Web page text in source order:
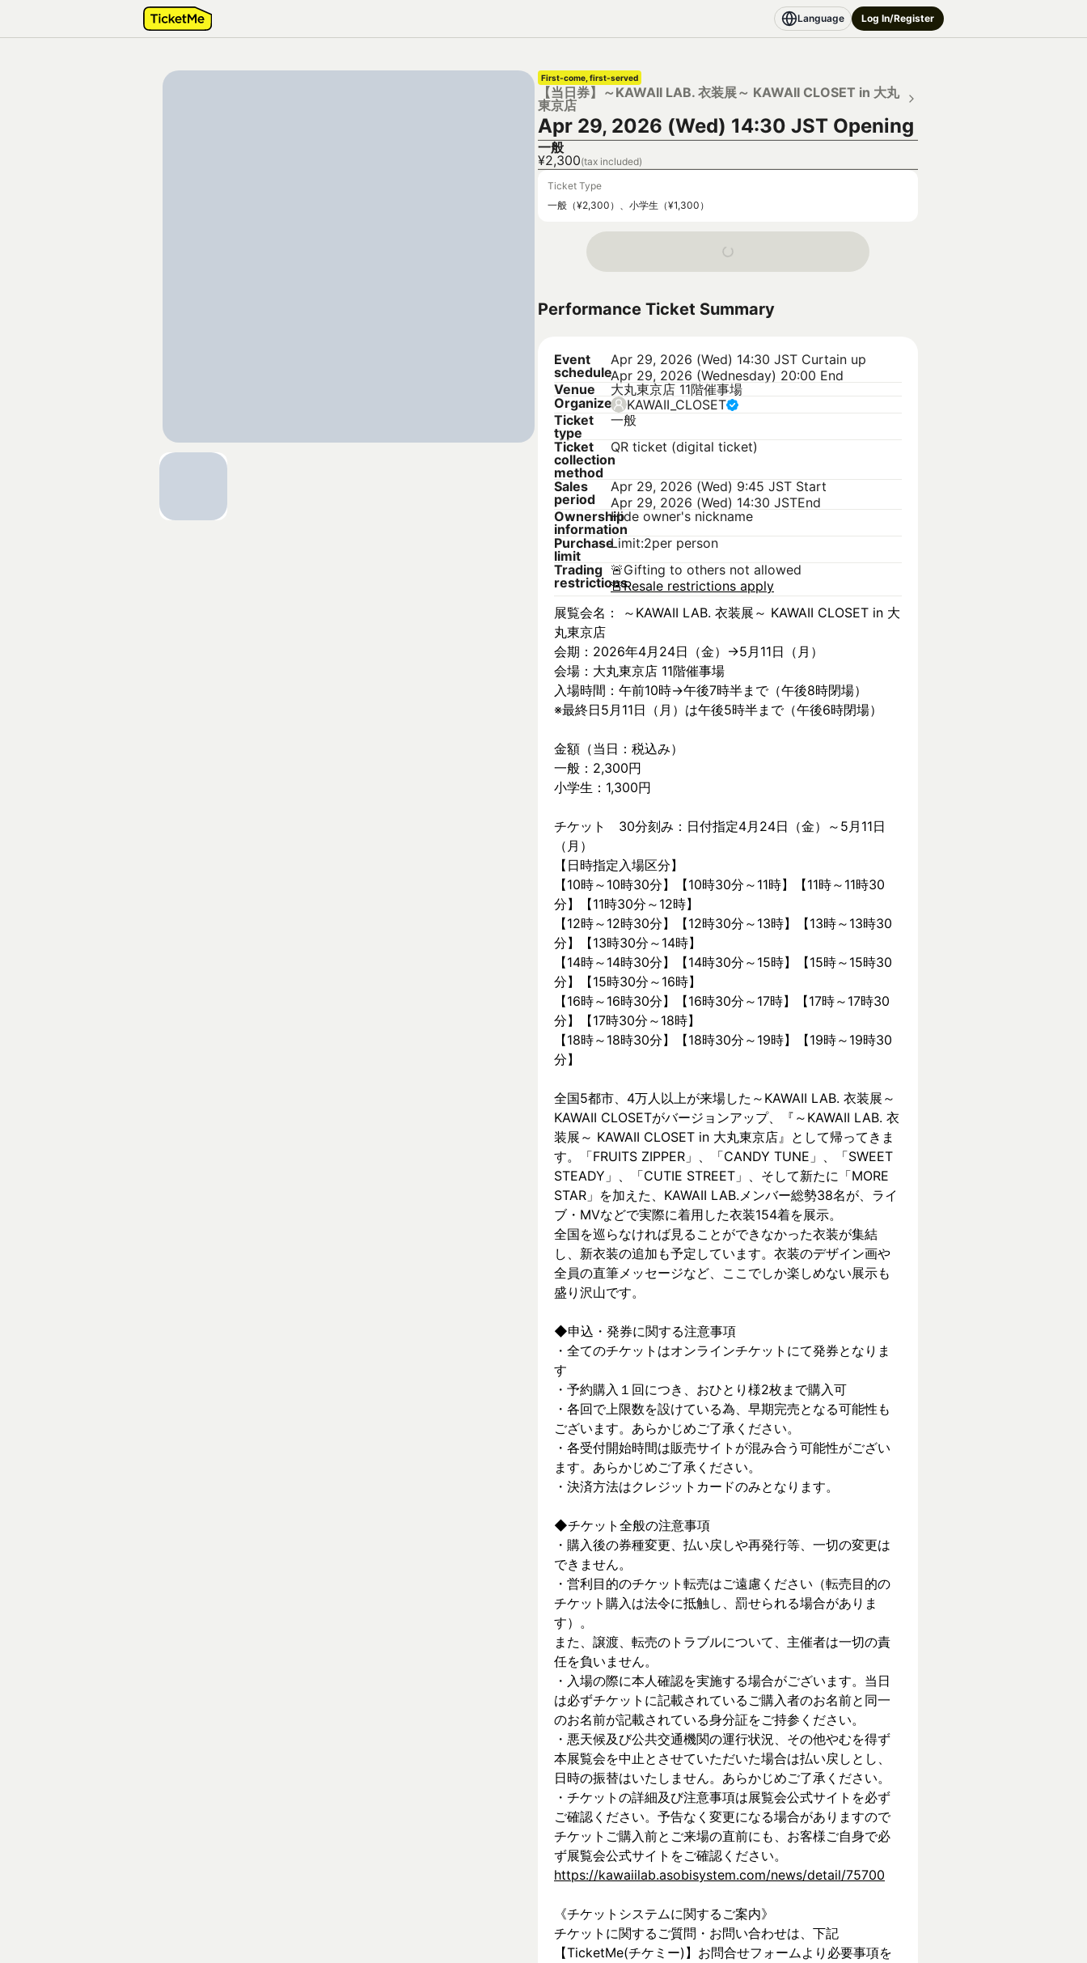
Language Log In/Register
First-come, first-served
【当日券】～KAWAII LAB. 衣装展～ KAWAII CLOSET in 大丸
東京店
Apr 29, 2026 (Wed) 14:30 JST Opening
一般
¥2,300(tax included)
Ticket Type
一般（¥2,300）、小学生（¥1,300）
Performance Ticket Summary
Event
schedule
Apr 29, 2026 (Wed) 14:30 JST Curtain up
Apr 29, 2026 (Wednesday) 20:00 End
Venue
大丸東京店 11階催事場
Organizer KAWAII_CLOSET
Ticket
type
一般
Ticket
collection
method
QR ticket (digital ticket)
Sales
period
Apr 29, 2026 (Wed) 9:45 JST Start
Apr 29, 2026 (Wed) 14:30 JSTEnd
Ownership
information
Hide owner's nickname
Purchase
limit
Limit:2per person
Trading
restrictions
🚨Gifting to others not allowed
🚨Resale restrictions apply
展覧会名： ～KAWAII LAB. 衣装展～ KAWAII CLOSET in 大
丸東京店
会期：2026年4月24日（金）→5月11日（月）
会場：大丸東京店 11階催事場
入場時間：午前10時→午後7時半まで（午後8時閉場）
※最終日5月11日（月）は午後5時半まで（午後6時閉場）
金額（当日：税込み）
一般：2,300円
小学生：1,300円
チケット　30分刻み：日付指定4月24日（金）～5月11日
（月）
【日時指定入場区分】
【10時～10時30分】【10時30分～11時】【11時～11時30
分】【11時30分～12時】
【12時～12時30分】【12時30分～13時】【13時～13時30
分】【13時30分～14時】
【14時～14時30分】【14時30分～15時】【15時～15時30
分】【15時30分～16時】
【16時～16時30分】【16時30分～17時】【17時～17時30
分】【17時30分～18時】
【18時～18時30分】【18時30分～19時】【19時～19時30
分】
全国5都市、4万⼈以上が来場した～KAWAII LAB. 衣装展～
KAWAII CLOSETがバージョンアップ、『～KAWAII LAB. 衣
装展～ KAWAII CLOSET in 大丸東京店』として帰ってきま
す。「FRUITS ZIPPER」、「CANDY TUNE」、「SWEET
STEADY」、「CUTIE STREET」、そして新たに「MORE
STAR」を加えた、KAWAII LAB.メンバー総勢38名が、ライ
ブ・MVなどで実際に着⽤した衣装154着を展示。
全国を巡らなければ見ることができなかった衣装が集結
し、新⾐装の追加も予定しています。衣装のデザイン画や
全員の直筆メッセージなど、ここでしか楽しめない展示も
盛り沢山です。
◆申込・発券に関する注意事項
・全てのチケットはオンラインチケットにて発券となりま
す
・予約購入１回につき、おひとり様2枚まで購入可
・各回で上限数を設けている為、早期完売となる可能性も
ございます。あらかじめご了承ください。
・各受付開始時間は販売サイトが混み合う可能性がござい
ます。あらかじめご了承ください。
・決済方法はクレジットカードのみとなります。
◆チケット全般の注意事項
・購入後の券種変更、払い戻しや再発行等、一切の変更は
できません。
・営利目的のチケット転売はご遠慮ください（転売目的の
チケット購入は法令に抵触し、罰せられる場合がありま
す）。
また、譲渡、転売のトラブルについて、主催者は一切の責
任を負いません。
・入場の際に本人確認を実施する場合がございます。当日
は必ずチケットに記載されているご購入者のお名前と同一
のお名前が記載されている身分証をご持参ください。
・悪天候及び公共交通機関の運行状況、その他やむを得ず
本展覧会を中止とさせていただいた場合は払い戻しとし、
日時の振替はいたしません。あらかじめご了承ください。
・チケットの詳細及び注意事項は展覧会公式サイトを必ず
ご確認ください。予告なく変更になる場合がありますので
チケットご購入前とご来場の直前にも、お客様ご自身で必
ず展覧会公式サイトをご確認ください。
https://kawaiilab.asobisystem.com/news/detail/75700
《チケットシステムに関するご案内》
チケットに関するご質問・お問い合わせは、下記
【TicketMe(チケミー)】お問合せフォームより必要事項を